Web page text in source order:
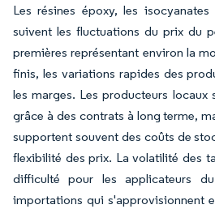
Les résines époxy, les
suivent les fluctuations du prix du
premières représentant environ la
finis, les variations rapides des
les marges. Les producteurs locaux
grâce à des contrats à long terme,
supportent souvent des coûts de
flexibilité des prix. La volatilité des
difficulté pour les applicateurs
importations qui s'approvisionnent